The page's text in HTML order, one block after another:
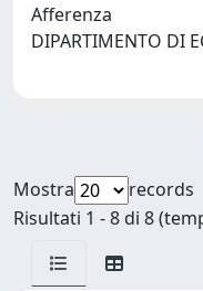
Afferenza
DIPARTIMENTO DI
Mostra
records
Risultati 1 - 8 di 8